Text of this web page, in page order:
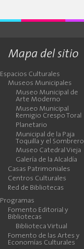
Mapa del sitio
Espacios Culturales
Museos Municipales
Museo Municipal de
Arte Moderno
Museo Municipal
Remigio Crespo Toral
Planetario
Municipal de la Paja
Toquilla y el Sombrero
Museo Catedral Vieja
Galería de la Alcaldía
Casas Patrimoniales
Centros Culturales
Red de Bibliotecas
Programas
Fomento Editorial y
Bibliotecas
Biblioteca Virtual
Fomento de las Artes y
Economías Culturales